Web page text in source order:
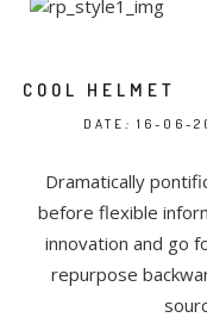
COOL HELMET
DATE : 16-06-
Dramatically
before flexible
innovation and go
repurpose